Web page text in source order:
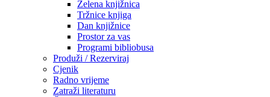
Zelena knjižnica
Tržnice knjiga
Dan knjižnice
Prostor za vas
Programi bibliobusa
Produži / Rezerviraj
Cjenik
Radno vrijeme
Zatraži literaturu